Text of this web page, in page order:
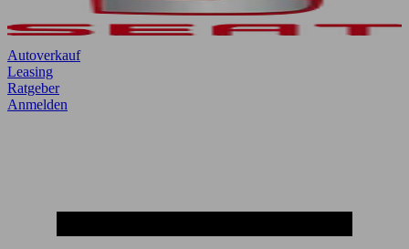
Autoverkauf
Leasing
Ratgeber
Anmelden